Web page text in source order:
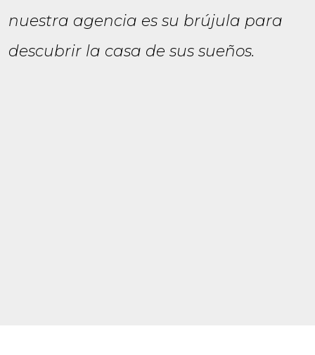
nuestra agencia es su brújula para
descubrir la casa de sus sueños.